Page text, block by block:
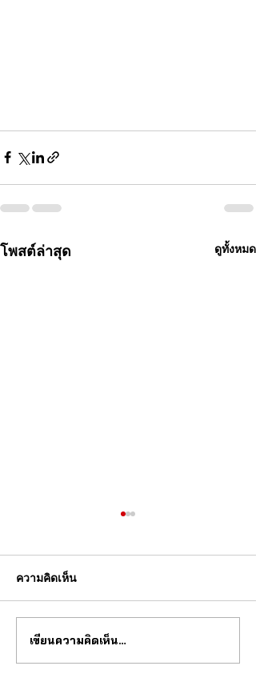
โพสต์ล่าสุด ดูทั้งหมด
วงการนาฬกากำลังจะ
เปลี่ยนไป
ความคิดเห็น
เขียนความคิดเห็น…